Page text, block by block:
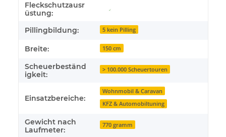
Fleckschutzausr
üstung:
Pillingbildung:
5 kein Pilling
Breite: 150 cm
Scheuerbeständ
igkeit:
> 100.000 Scheuertouren
Einsatzbereiche:
Wohnmobil & Caravan
KFZ & Automobiltuning
Gewicht nach
Laufmeter:
770 gramm